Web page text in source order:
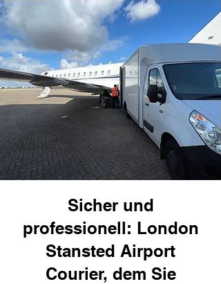
Sicher und
professionell: London
Stansted Airport
Courier, dem Sie